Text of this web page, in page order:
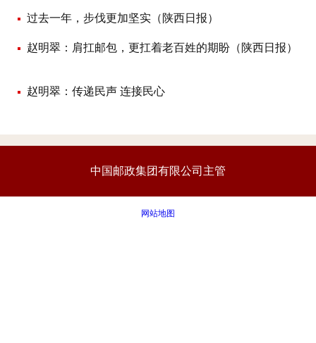
过去一年，步伐更加坚实（陕西日报）
赵明翠：肩扛邮包，更扛着老百姓的期盼（陕西日报）
赵明翠：传递民声 连接民心
中国邮政集团有限公司主管
网站地图